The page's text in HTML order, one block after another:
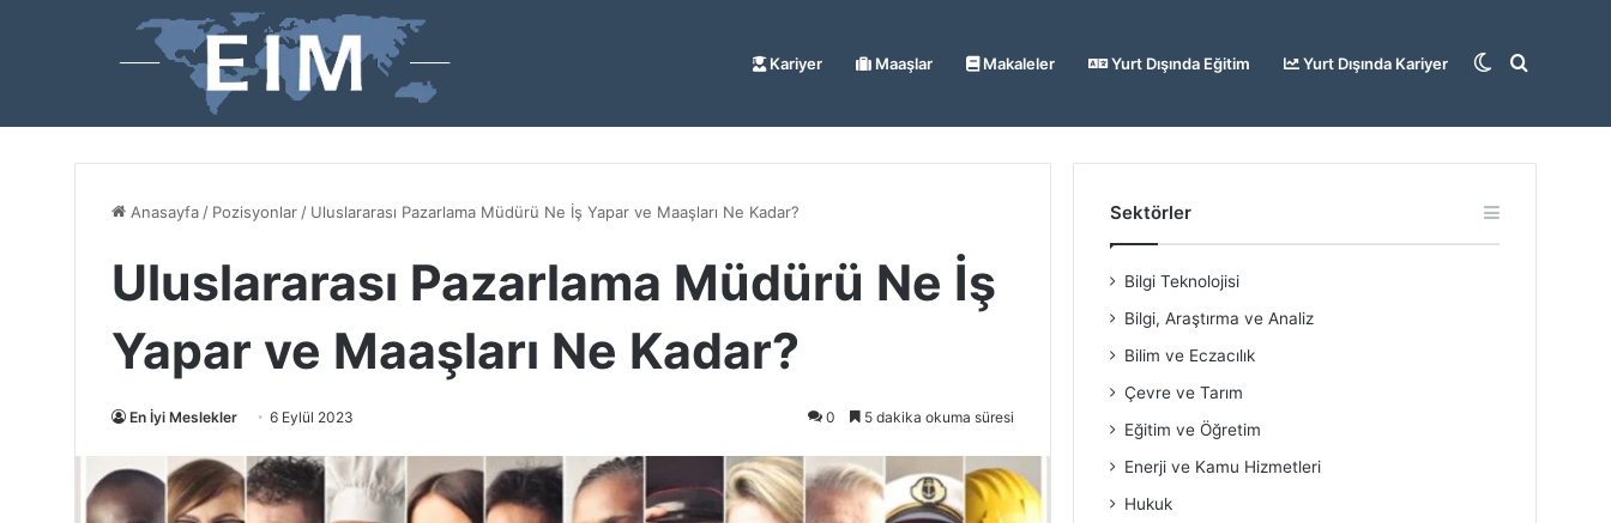
Kariyer Maaşlar Makaleler Yurt Dışında Eğitim Yurt Dışında Kariyer Arama
Dış
Anasayfa / Pozisyonlar / Uluslararası Pazarlama Müdürü Ne İş Yapar ve Maaşları Ne Kadar?
Uluslararası Pazarlama Müdürü Ne İş
Yapar ve Maaşları Ne Kadar?
En İyi Meslekler 6 Eylül 2023 0 5 dakika okuma süresi
Sektörler
Bilgi Teknolojisi
Bilgi, Araştırma ve Analiz
Bilim ve Eczacılık
Çevre ve Tarım
Eğitim ve Öğretim
Enerji ve Kamu Hizmetleri
Hukuk